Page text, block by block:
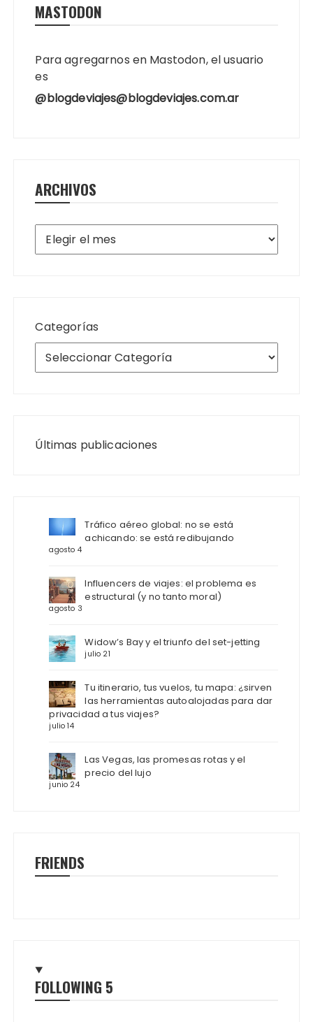
MASTODON
Para agregarnos en Mastodon, el usuario
es
@blogdeviajes@blogdeviajes.com.ar
ARCHIVOS
Archivos
Categorías
Últimas publicaciones
Tráfico aéreo global: no se está
achicando: se está redibujando
agosto 4
Influencers de viajes: el problema es
estructural (y no tanto moral)
agosto 3
Widow’s Bay y el triunfo del set-jetting
julio 21
Tu itinerario, tus vuelos, tu mapa: ¿sirven
las herramientas autoalojadas para dar
privacidad a tus viajes?
julio 14
Las Vegas, las promesas rotas y el
precio del lujo
junio 24
FRIENDS
FOLLOWING 5